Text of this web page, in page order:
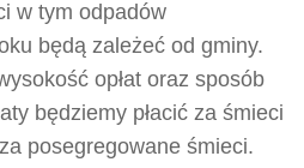
w tym odpadów
będą zależeć od gminy.
opłat oraz sposób
będziemy płacić za śmieci
posegregowane śmieci.